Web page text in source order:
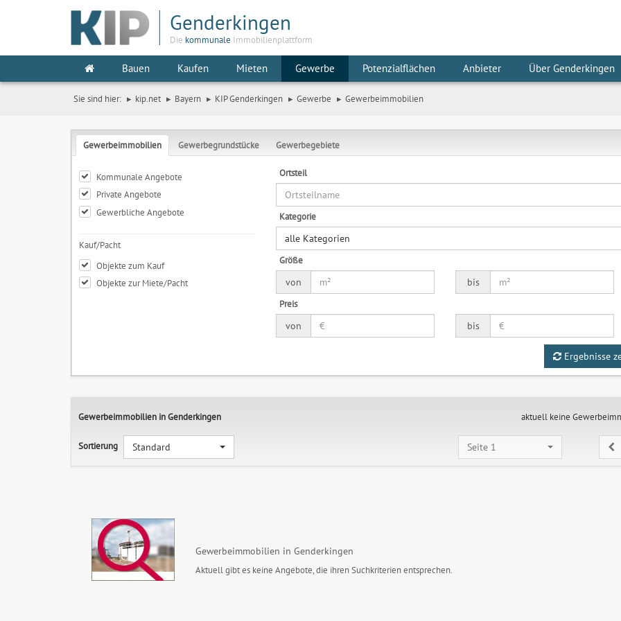
Genderkingen
Die kommunale Immobilienplattform
Bauen Kaufen Mieten Gewerbe Potenzialflächen Anbieter Über Genderkingen
Sie sind hier: kip.net Bayern KIP Genderkingen Gewerbe Gewerbeimmobilien
Gewerbeimmobilien Gewerbegrundstücke Gewerbegebiete
Kommunale Angebote
Private Angebote
Gewerbliche Angebote
Kauf/Pacht
Objekte zum Kauf
Objekte zur Miete/Pacht
Ortsteil
Kategorie
alle Kategorien
Größe
von
bis
Preis
von
bis
Ergebnisse
Gewerbeimmobilien in Genderkingen
Sortierung Standard
aktuell keine
Seite 1
Gewerbeimmobilien in Genderkingen
Aktuell gibt es keine Angebote, die ihren Suchkriterien entsprechen.